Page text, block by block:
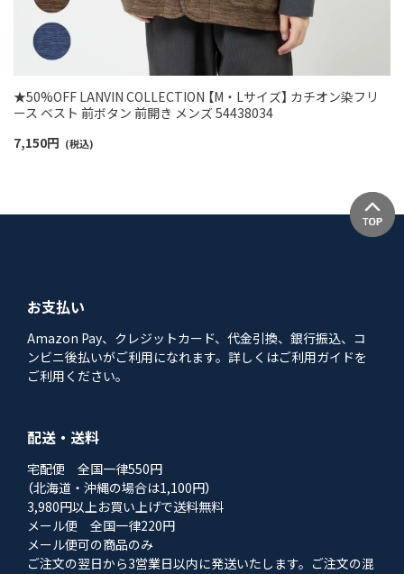
★50%OFF LANVIN COLLECTION 【M・Lサイズ】 カチオン染フリ
ース ベスト 前ボタン 前開き メンズ 54438034
7,150円 (税込)
お支払い
Amazon Pay、クレジットカード、代金引換、銀行振込、コ
ンビニ後払いがご利用になれます。詳しくはご利用ガイドを
ご利用ください。
配送・送料
宅配便 全国一律550円
（北海道・沖縄の場合は1,100円）
3,980円以上お買い上げで送料無料
メール便 全国一律220円
メール便可の商品のみ
ご注文の翌日から3営業日以内に発送いたします。ご注文の混